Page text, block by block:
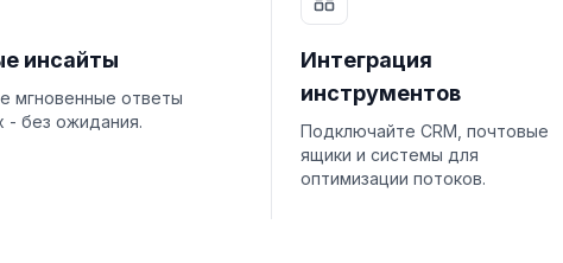
инсайты
мгновенные ответы
- без ожидания.
Интеграция
инструментов
Подключайте CRM, почтовые
ящики и системы для
оптимизации потоков.